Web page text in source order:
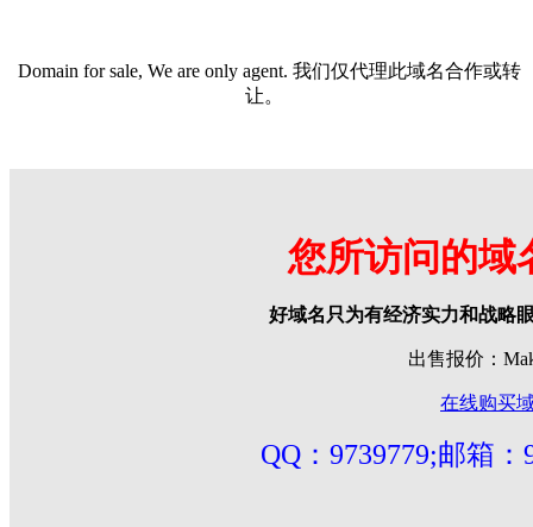
Domain for sale, We are only agent. 我们仅代理此域名合作或转
让。
您所访问的域
好域名只为有经济实力和战略
出售报价：
在线购买
QQ：9739779;邮箱：